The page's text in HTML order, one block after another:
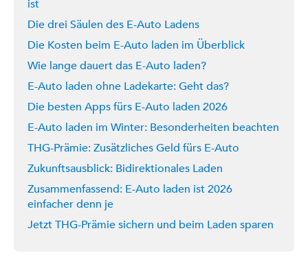
ist
Die drei Säulen des E-Auto Ladens
Die Kosten beim E-Auto laden im Überblick
Wie lange dauert das E-Auto laden?
E-Auto laden ohne Ladekarte: Geht das?
Die besten Apps fürs E-Auto laden 2026
E-Auto laden im Winter: Besonderheiten beachten
THG-Prämie: Zusätzliches Geld fürs E-Auto
Zukunftsausblick: Bidirektionales Laden
Zusammenfassend: E-Auto laden ist 2026
einfacher denn je
Jetzt THG-Prämie sichern und beim Laden sparen